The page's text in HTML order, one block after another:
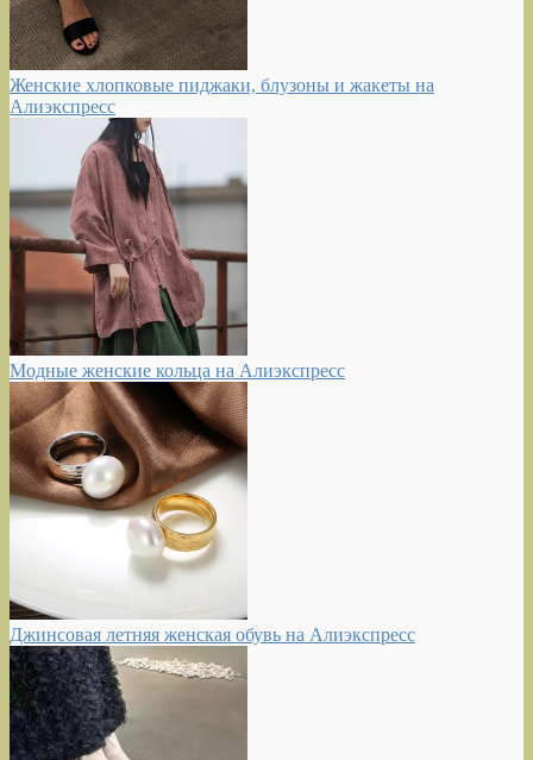
Женские хлопковые пиджаки, блузоны и жакеты на
Алиэкспресс
Модные женские кольца на Алиэкспресс
Джинсовая летняя женская обувь на Алиэкспресс